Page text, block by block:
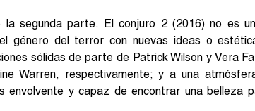
segunda parte. El conjuro 2 (2016) no es
género del terror con nuevas ideas o
sólidas de parte de Patrick Wilson y Vera
Warren, respectivamente; y a una
y capaz de encontrar una belleza